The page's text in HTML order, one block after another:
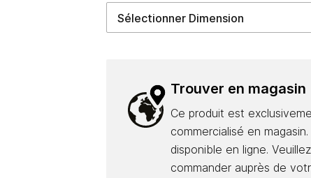
Trouver en magasin
Ce produit est
commercialisé en magasin.
disponible en ligne. Veuillez
commander auprès de